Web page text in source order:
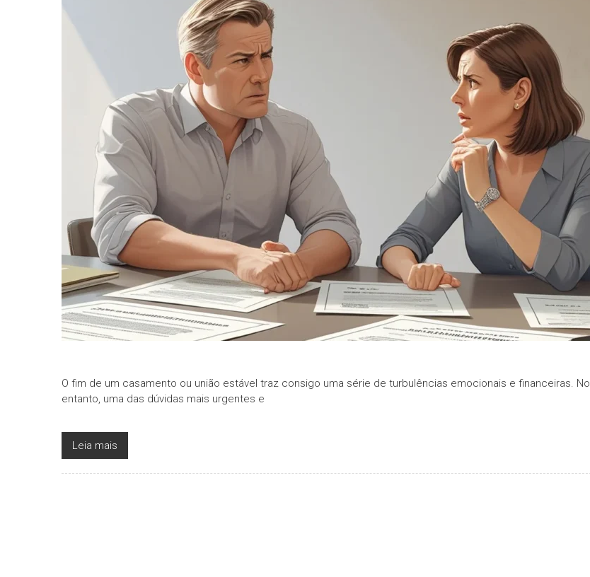
a sua
O fim de um casamento ou união estável traz consigo uma série de turbulências emocionais e financeiras. No
entanto, uma das dúvidas mais urgentes e
Leia mais